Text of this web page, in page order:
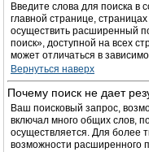
Введите слова для поиска
главной странице,
осуществить расширенный
поиск», доступной на всех
может отличаться в
Вернуться наверх
Почему поиск не дает
Ваш поисковый запрос,
включал много общих слов,
осуществляется. Для более
возможности расширенного